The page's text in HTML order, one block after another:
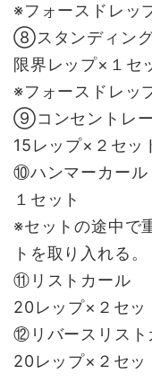
※フォースドレッ
⑧スタンディン
限界レップ×１セ
※フォースドレッ
⑨コンセントレ
15レップ×２セッ
⑩ハンマーカール
１セット
※セットの途中で
トを取り入れる。
⑪リストカール
20レップ×２セッ
⑫リバースリスト
20レップ×２セッ